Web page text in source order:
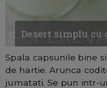
Desert simplu cu
Spala capsunile bine
de hartie. Arunca
jumatati. Se pun intr-